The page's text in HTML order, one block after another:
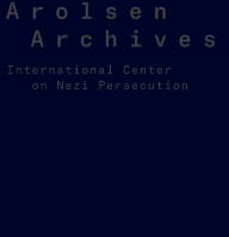
Arolsen
Archives